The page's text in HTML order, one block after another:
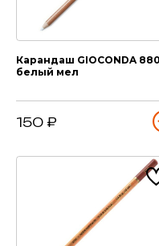
Карандаш GIOCONDA
белый мел
150 ₽